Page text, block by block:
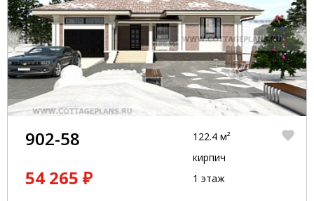
902-58
54 265 ₽
122.4 м²
кирпич
1 этаж